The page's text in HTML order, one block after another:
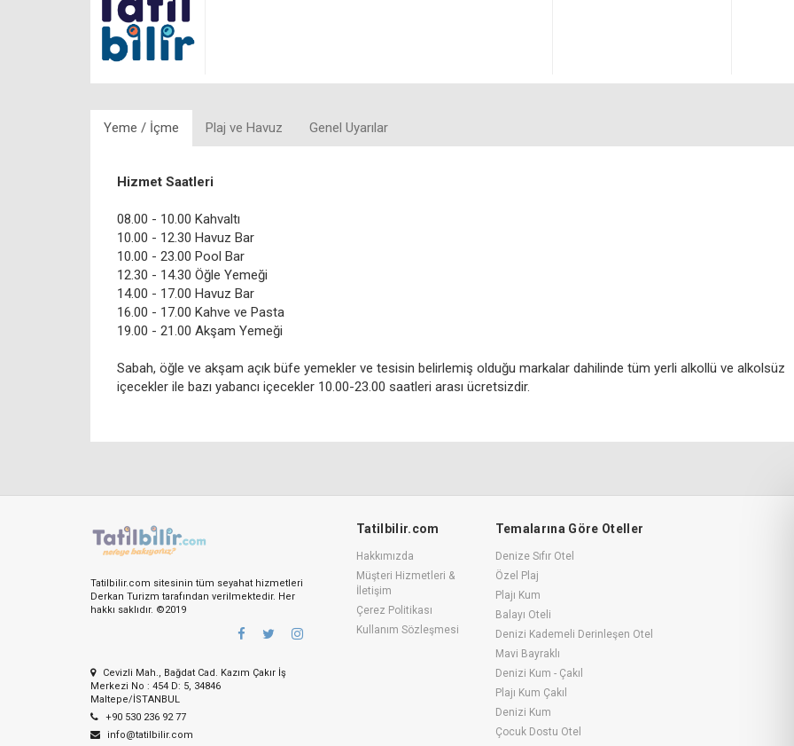
Yeme / İçme Plaj ve Havuz Genel Uyarılar
Hizmet Saatleri
08.00 - 10.00 Kahvaltı
10.00 - 12.30 Havuz Bar
10.00 - 23.00 Pool Bar
12.30 - 14.30 Öğle Yemeği
14.00 - 17.00 Havuz Bar
16.00 - 17.00 Kahve ve Pasta
19.00 - 21.00 Akşam Yemeği
Sabah, öğle ve akşam açık büfe yemekler ve tesisin belirlemiş olduğu markalar dahilinde tüm yerli alkollü ve alkolsüz
içecekler ile bazı yabancı içecekler 10.00-23.00 saatleri arası ücretsizdir.
Tatilbilir.com sitesinin tüm seyahat hizmetleri
Derkan Turizm tarafından verilmektedir. Her
hakkı saklıdır. ©2019
Cevizli Mah., Bağdat Cad. Kazım Çakır İş
Merkezi No : 454 D: 5, 34846
Maltepe/İSTANBUL
+90 530 236 92 77
info@tatilbilir.com
Tatilbilir.com
Hakkımızda
Müşteri Hizmetleri &
İletişim
Çerez Politikası
Kullanım Sözleşmesi
Temalarına Göre Oteller
Denize Sıfır Otel
Özel Plaj
Plajı Kum
Balayı Oteli
Denizi Kademeli Derinleşen Otel
Mavi Bayraklı
Denizi Kum - Çakıl
Plajı Kum Çakıl
Denizi Kum
Çocuk Dostu Otel